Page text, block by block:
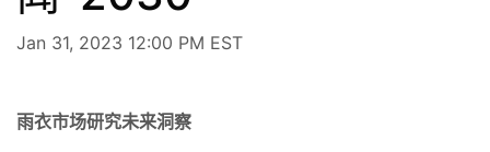
Jan 31, 2023 12:00 PM EST
雨衣市场研究未来洞察